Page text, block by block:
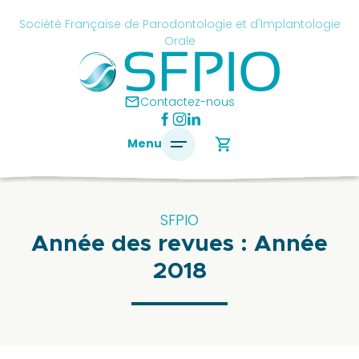
mailContactez-nous
Société Française de Parodontologie et d'Implantologie
Orale
Menu shopping_cart
SFPIO
Année des revues : Année
2018
SFPIO